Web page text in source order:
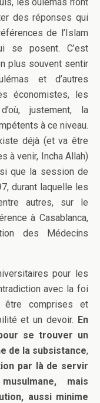
des réponses qui
de l’Islam
se posent. C’est
plus souvent sentir
et d’autres
économistes, les
justement, la
à ce niveau.
déjà (et va être
à venir, Incha Allah)
que la session de
durant laquelle les
autres, sur le
à Casablanca,
des Médecins
pour les
avec la foi
être comprises et
et un devoir. En
se trouver un
de la subsistance,
par là de servir
mais
aussi minime